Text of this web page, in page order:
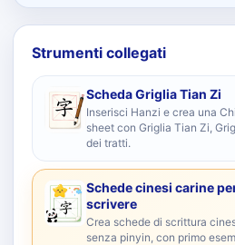
Strumenti collegati
Scheda Griglia Tian Zi
Inserisci Hanzi e crea una
sheet con Griglia Tian Zi,
dei tratti.
Schede cinesi carine
scrivere
Crea schede di scrittura
senza pinyin, con primo